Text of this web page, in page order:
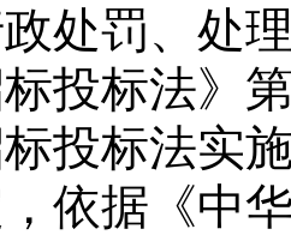
罚、处理
投标法》
投标法实
依据《中